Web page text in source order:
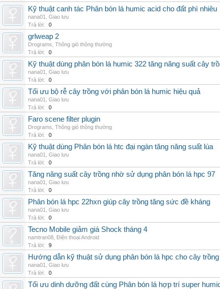
Kỹ thuật canh tác Phân bón lá humic acid cho đất phì nhiêu
nana01
Giao lưu
Trả lời:
0
grlweap 2
Drograms Thông gió thông thường
Trả lời:
0
Kỹ thuật dùng phân bón lá humic 322 tăng năng suất cây
nana01
Giao lưu
Trả lời:
0
Tối ưu bộ rễ cây trồng với phân bón lá humic hiệu quả
nana01
Giao lưu
Trả lời:
0
Faro scene filter plugin
Drograms Thông gió thông thường
Trả lời:
0
Kỹ thuật dùng Phân bón lá htc đại ngàn tăng năng suất lúa
nana01
Giao lưu
Trả lời:
0
Tăng năng suất cây trồng nhờ sử dụng phân bón lá hpc 97
nana01
Giao lưu
Trả lời:
0
Phân bón lá hpc 22hxn giúp cây trồng tăng sức đề kháng
nana01
Giao lưu
Trả lời:
0
Tecno Mobile giảm giá Shock tháng 4
namtran08 Điện thoại Android
Trả lời:
9
Hướng dẫn kỹ thuật sử dụng phân bón lá hpc cho cây trồng
nana01
Giao lưu
Trả lời:
0
Tối ưu dinh dưỡng đất cùng Phân bón lá hợp trí super